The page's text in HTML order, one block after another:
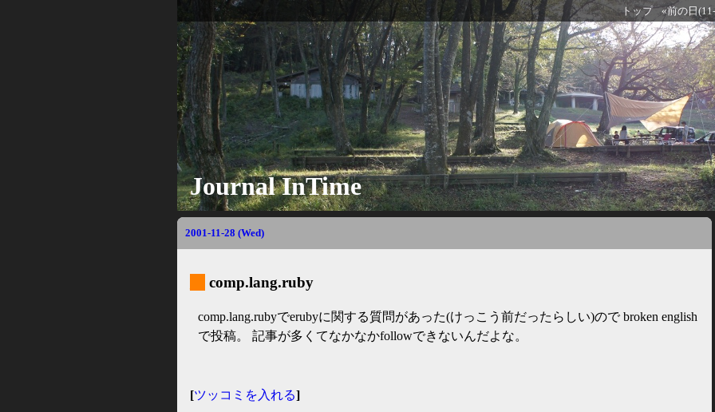
トップ «前の日
Journal InTime
2001-11-28 (Wed)
comp.lang.ruby
comp.lang.rubyでerubyに関する質問があった(けっこう前だったらしい)ので broken english
で投稿。 記事が多くてなかなかfollowできないんだよな。
[ツッコミを入れる]